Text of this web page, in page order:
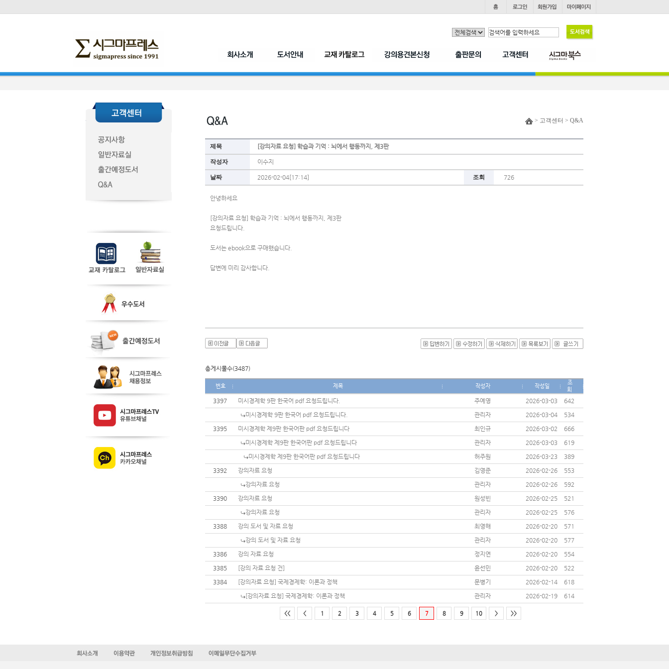
> 고객센터 > Q&A
제목 [강의자료 요청] 학습과 기억 : 뇌에서 행동까지, 제3판
작성자 이수지
날짜 2026-02-04[17:14] 조회 726
안녕하세요
[강의자료 요청] 학습과 기억 : 뇌에서 행동까지, 제3판
요청드립니다.
도서는 ebook으로 구매했습니다.
답변에 미리 감사합니다.
총게시물수(3487)
번호 제목 작성자 작성일
조
회
3397 미시경제학 9판 한국어 pdf 요청드립니다. 주예영 2026-03-03
642
미시경제학 9판 한국어 pdf 요청드립니다.
관리자 2026-03-04
534
3395
미시경제학 제9판 한국어판 pdf 요청드립니다 최인규 2026-03-02
666
미시경제학 제9판 한국어판 pdf 요청드립니다
관리자 2026-03-03
619
미시경제학 제9판 한국어판 pdf 요청드립니다
허주원 2026-03-23
389
3392
강의자료 요청 김영준 2026-02-26
553
강의자료 요청
관리자 2026-02-26
592
3390
강의자료 요청 원성빈 2026-02-25
521
강의자료 요청
관리자 2026-02-25
576
3388
강의 도서 및 자료 요청 최영해 2026-02-20
571
강의 도서 및 자료 요청
관리자 2026-02-20
577
3386
강의 자료 요청 정지연 2026-02-20
554
3385
[강의 자료 요청 건] 윤선민 2026-02-20
522
3384
[강의자료 요청] 국제경제학: 이론과 정책 문병기 2026-02-14
618
[강의자료 요청] 국제경제학: 이론과 정책
관리자 2026-02-19 614
<< < 1 2 3 4 5 6 7 8 9 10 > >>